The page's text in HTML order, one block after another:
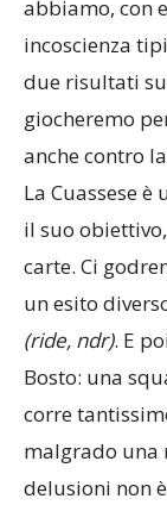
categoria. Noi
abbiamo, con
incoscienza
due risultati
giocheremo
anche contro
La Cuassese
il suo
carte. Ci
un esito
(ride, ndr). E
Bosto: una
corre
malgrado una